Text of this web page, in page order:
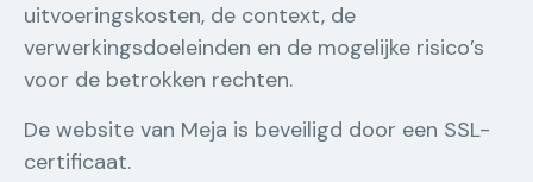
uitvoeringskosten, de context, de
verwerkingsdoeleinden en de mogelijke risico’s
voor de betrokken rechten.
De website van Meja is beveiligd door een SSL-
certificaat.